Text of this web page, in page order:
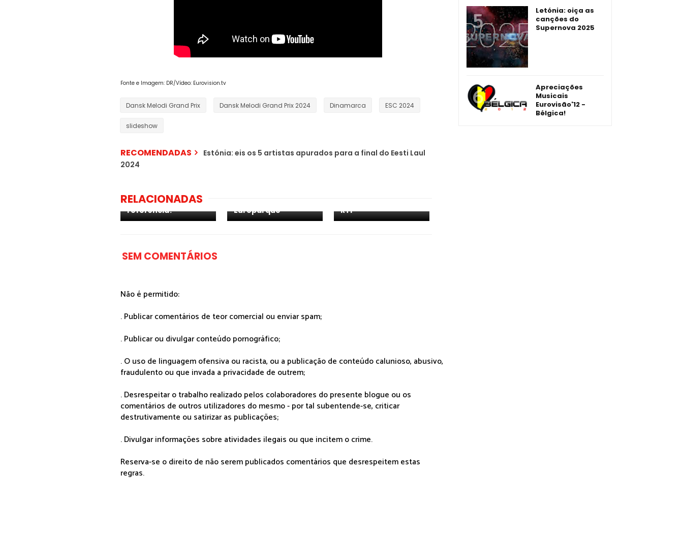
Fonte e Imagem: DR/Vídeo: Eurovision.tv
Dansk Melodi Grand Prix Dansk Melodi Grand Prix 2024 Dinamarca ESC 2024
slideshow
RECOMENDADAS
Estónia: eis os 5 artistas apurados para a final do Eesti Laul
2024
RELACIONADAS
com o grupo de
referência?
Europarque
RTP
SEM COMENTÁRIOS
Não é permitido:
. Publicar comentários de teor comercial ou enviar spam;
. Publicar ou divulgar conteúdo pornográfico;
. O uso de linguagem ofensiva ou racista, ou a publicação de conteúdo calunioso, abusivo,
fraudulento ou que invada a privacidade de outrem;
. Desrespeitar o trabalho realizado pelos colaboradores do presente blogue ou os
comentários de outros utilizadores do mesmo - por tal subentende-se, criticar
destrutivamente ou satirizar as publicações;
. Divulgar informações sobre atividades ilegais ou que incitem o crime.
Reserva-se o direito de não serem publicados comentários que desrespeitem estas
regras.
Letónia: oiça as
canções do
Supernova 2025
Apreciações
Musicais
Eurovisão'12 -
Bélgica!